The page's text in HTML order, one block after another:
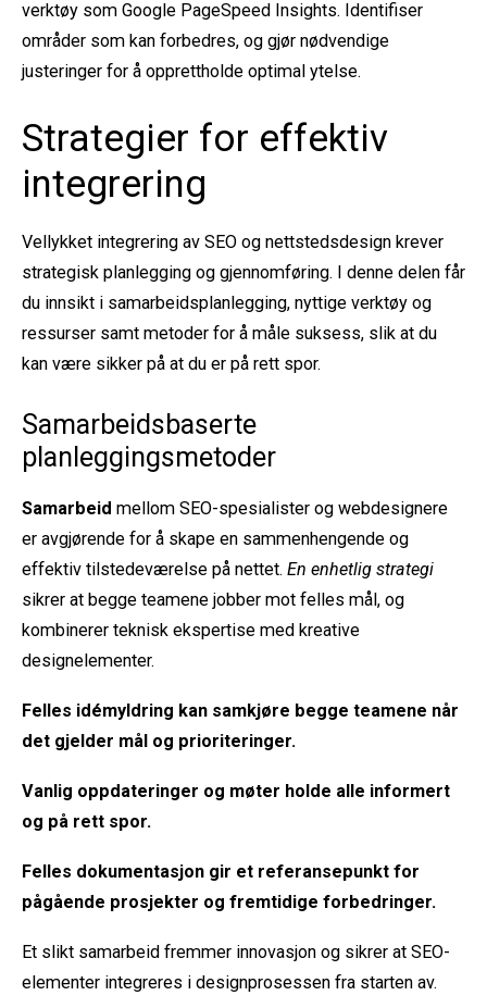
verktøy som Google PageSpeed Insights. Identifiser
områder som kan forbedres, og gjør nødvendige
justeringer for å opprettholde optimal ytelse.
Strategier for effektiv
integrering
Vellykket integrering av SEO og nettstedsdesign krever
strategisk planlegging og gjennomføring. I denne delen får
du innsikt i samarbeidsplanlegging, nyttige verktøy og
ressurser samt metoder for å måle suksess, slik at du
kan være sikker på at du er på rett spor.
Samarbeidsbaserte
planleggingsmetoder
Samarbeid mellom SEO-spesialister og webdesignere
er avgjørende for å skape en sammenhengende og
effektiv tilstedeværelse på nettet. En enhetlig strategi
sikrer at begge teamene jobber mot felles mål, og
kombinerer teknisk ekspertise med kreative
designelementer.
Felles idémyldring kan samkjøre begge teamene når
det gjelder mål og prioriteringer.
Vanlig oppdateringer og møter holde alle informert
og på rett spor.
Felles dokumentasjon gir et referansepunkt for
pågående prosjekter og fremtidige forbedringer.
Et slikt samarbeid fremmer innovasjon og sikrer at SEO-
elementer integreres i designprosessen fra starten av.